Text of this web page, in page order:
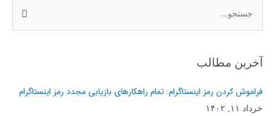
س
ج
آخرین مطالب
فراموش کردن رمز اینستاگرام: تمام راهکارهای بازیابی مجدد رمز اینستاگرام
خرداد ۱۱, ۱۴۰۲